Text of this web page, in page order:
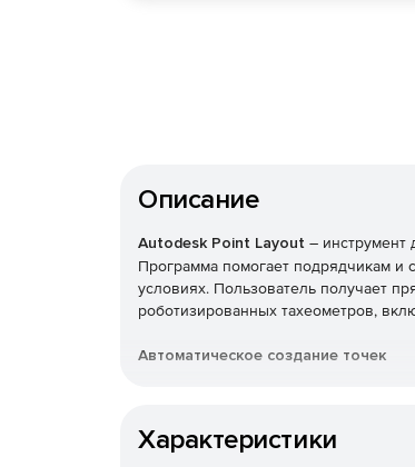
Описание
Autodesk Point Layout – инструмент
Программа помогает подрядчикам и
условиях. Пользователь получает
роботизированных тахеометров,
Автоматическое создание точек
Характеристики